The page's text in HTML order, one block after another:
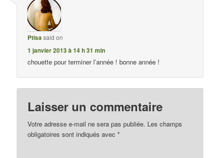
Ptisasaid on
1 janvier 2013 à 14 h 31 min
chouette pour terminer l’année ! bonne année !
Laisser un commentaire
Votre adresse e-mail ne sera pas publiée. Les champs
obligatoires sont indiqués avec*